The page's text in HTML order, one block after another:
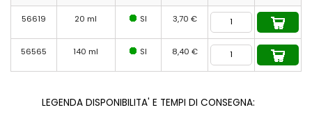
56619 20 ml SI 3,70 €
56565 140 ml SI 8,40 €
LEGENDA DISPONIBILITA' E TEMPI DI CONSEGNA: